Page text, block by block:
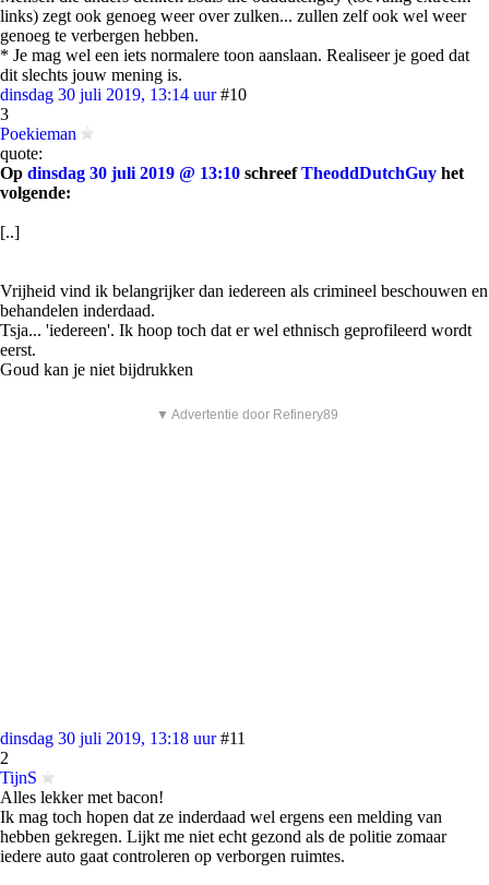
links) zegt ook genoeg weer over zulken... zullen zelf ook wel weer
genoeg te verbergen hebben.
* Je mag wel een iets normalere toon aanslaan. Realiseer je goed dat
dit slechts jouw mening is.
dinsdag 30 juli 2019, 13:14 uur #10
3
Poekieman
quote:
Op dinsdag 30 juli 2019 @ 13:10 schreefTheoddDutchGuy het
volgende:
[..]
Vrijheid vind ik belangrijker dan iedereen als crimineel beschouwen en
behandelen inderdaad.
Tsja... 'iedereen'. Ik hoop toch dat er wel ethnisch geprofileerd wordt
eerst.
Goud kan je niet bijdrukken
▼ Advertentie door Refinery89
dinsdag 30 juli 2019, 13:18 uur #11
2
TijnS
Alles lekker met bacon!
Ik mag toch hopen dat ze inderdaad wel ergens een melding van
hebben gekregen. Lijkt me niet echt gezond als de politie zomaar
iedere auto gaat controleren op verborgen ruimtes.